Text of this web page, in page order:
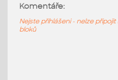
IPT
Komentáře:
Nejste přihlášeni - nelze
bloků